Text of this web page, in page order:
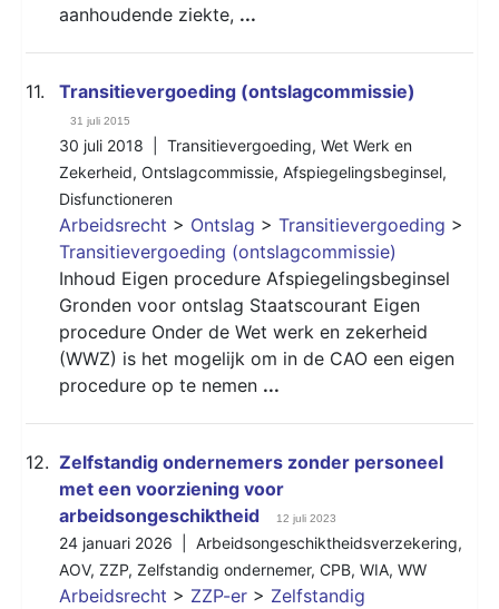
aanhoudende ziekte, ...
11. Transitievergoeding (ontslagcommissie)
31 juli 2015
30 juli 2018 | Transitievergoeding, Wet Werk en
Zekerheid, Ontslagcommissie, Afspiegelingsbeginsel,
Disfunctioneren
Arbeidsrecht > Ontslag > Transitievergoeding >
Transitievergoeding (ontslagcommissie)
Inhoud Eigen procedure Afspiegelingsbeginsel
Gronden voor ontslag Staatscourant Eigen
procedure Onder de Wet werk en zekerheid
(WWZ) is het mogelijk om in de CAO een eigen
procedure op te nemen ...
12. Zelfstandig ondernemers zonder personeel
met een voorziening voor
arbeidsongeschiktheid
12 juli 2023
24 januari 2026 | Arbeidsongeschiktheidsverzekering,
AOV, ZZP, Zelfstandig ondernemer, CPB, WIA, WW
Arbeidsrecht > ZZP-er > Zelfstandig